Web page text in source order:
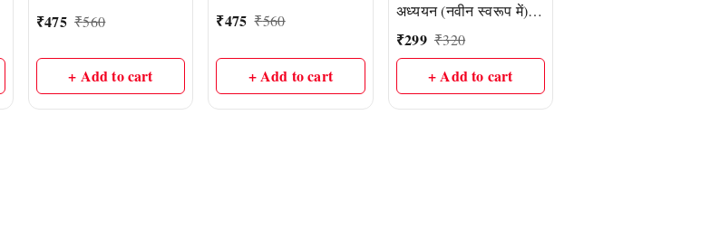
मानक मार्गदर्शिका | डॉ. विनय
कुमार वर्मा
₹475 ₹560
+ Add to cart
Publication
₹475 ₹560
+ Add to cart
अध्ययन (नवीन स्वरूप में) |
डॉ. एल. एन. वर्मा
₹299 ₹320
+ Add to cart